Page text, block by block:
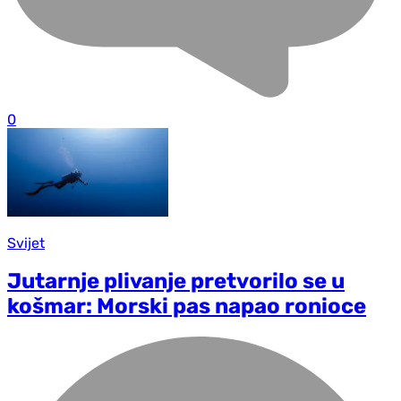
0
Svijet
Jutarnje plivanje pretvorilo se u
košmar: Morski pas napao ronioce